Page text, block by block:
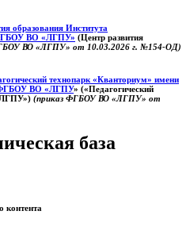
образования Института
ФГБОУ ВО «ЛГПУ» (Центр развития
ВО «ЛГПУ» от 10.03.2026 г. №154-ОД)
технопарк «Кванториум» имени
ВО «ЛГПУ» («Педагогический
(приказ ФГБОУ ВО «ЛГПУ» от
база
контента